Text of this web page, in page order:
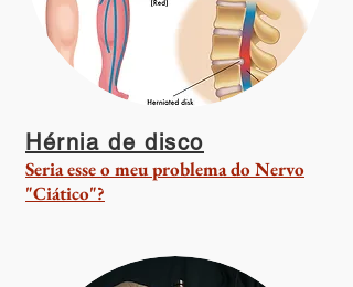
Hérnia de disco
Seria esse o meu problema do Nervo
"Ciático"?